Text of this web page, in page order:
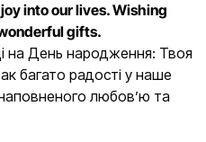
into our lives. Wishing
gifts.
на День народження: Твоя
багато радості у наше
любов’ю та